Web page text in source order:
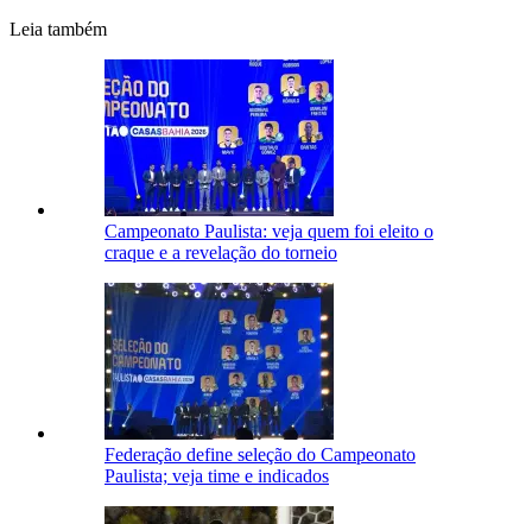
Leia também
Campeonato Paulista: veja quem foi eleito o
craque e a revelação do torneio
Federação define seleção do Campeonato
Paulista; veja time e indicados